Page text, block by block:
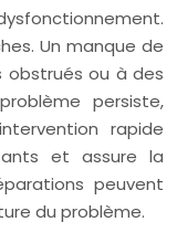
Un manque de
ou à des
persiste,
rapide
et assure la
peuvent
du problème.